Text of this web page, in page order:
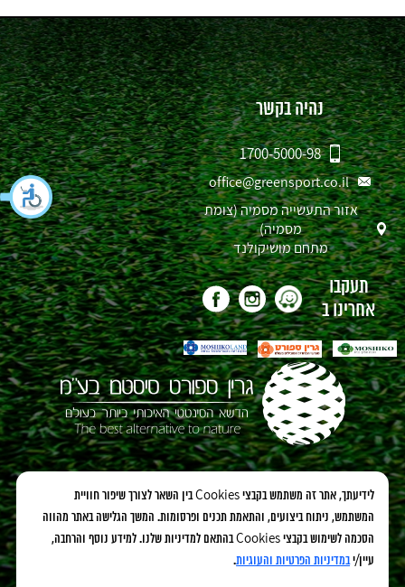
נהיה בקשר
1700-5000-98
office@greensport.co.il
אזור התעשייה מסמיה (צומת
מסמיה)
מתחם מושיקולנד
תעקבו
אחרינו ב
אנחנו גם כאו:לידיעתך, אתר זה משתמש בקבצי Cookies בין השאר לצורך שיפור חוויית
המשתמש, ניתוח ביצועים, והתאמת תכנים ופרסומות. המשך הגלישה באתר מהווה
הסכמה לשימוש בקבצי Cookies בהתאם למדיניות שלנו. למידע נוסף והרחבה,
עיין/יבמדיניות הפרטיות והעוגיות.